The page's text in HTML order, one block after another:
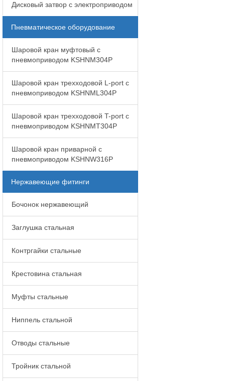
Дисковый затвор с электроприводом
Пневматическое оборудование
Шаровой кран муфтовый с
пневмоприводом KSHNM304P
Шаровой кран трехходовой L-port с
пневмоприводом KSHNML304P
Шаровой кран трехходовой T-port с
пневмоприводом KSHNMT304P
Шаровой кран приварной с
пневмоприводом KSHNW316P
Нержавеющие фитинги
Бочонок нержавеющий
Заглушка стальная
Контргайки стальные
Крестовина стальная
Муфты стальные
Ниппель стальной
Отводы стальные
Тройник стальной